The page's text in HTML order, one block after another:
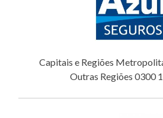
Capitais e Regiões
Outras Regiões 0300